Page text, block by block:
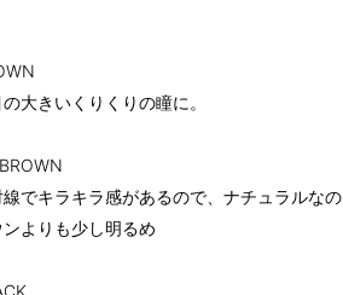
大きいくりくりの瞳に。
でキラキラ感があるので、ナチュラルなの
よりも少し明るめ